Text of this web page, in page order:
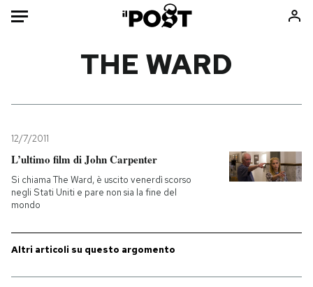
Mondo
Politica
Tecnologia
Internet
Sport
Consumismi
Storie/Idee
Mondiali calcio 2026
THE WARD
12/7/2011
L’ultimo film di John Carpenter
Si chiama The Ward, è uscito venerdì scorso
negli Stati Uniti e pare non sia la fine del
mondo
Altri articoli su questo argomento